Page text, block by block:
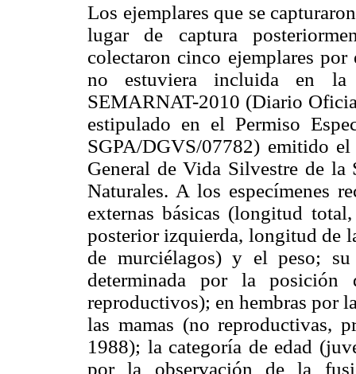
Los ejemplares que se
lugar de captura
colectaron cinco ejemplares por
no estuviera incluida en la
SEMARNAT-2010 (Diario
estipulado en el Permiso
SGPA/DGVS/07782) emitido
General de Vida Silvestre de la
Naturales. A los especímenes
externas básicas (longitud
posterior izquierda, longitud de
de murciélagos) y el peso;
determinada por la
reproductivos); en hembras por
las mamas (no reproductivas,
1988); la categoría de edad
por la observación de la